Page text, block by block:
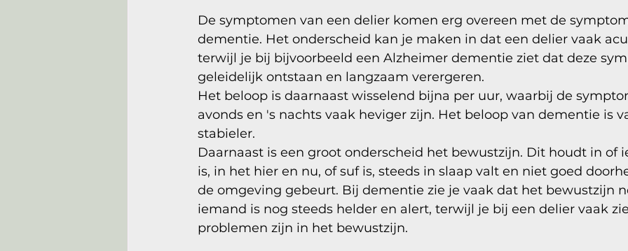
De symptomen van een delier komen erg overeen met de
dementie. Het onderscheid kan je maken in dat een delier vaak
terwijl je bij bijvoorbeeld een Alzheimer dementie ziet dat deze
geleidelijk ontstaan en langzaam verergeren.
Het beloop is daarnaast wisselend bijna per uur, waarbij de
avonds en 's nachts vaak heviger zijn. Het beloop van dementie is
stabieler.
Daarnaast is een groot onderscheid het bewustzijn. Dit houdt in of
is, in het hier en nu, of suf is, steeds in slaap valt en niet goed
de omgeving gebeurt. Bij dementie zie je vaak dat het bewustzijn
iemand is nog steeds helder en alert, terwijl je bij een delier vaak
problemen zijn in het bewustzijn.